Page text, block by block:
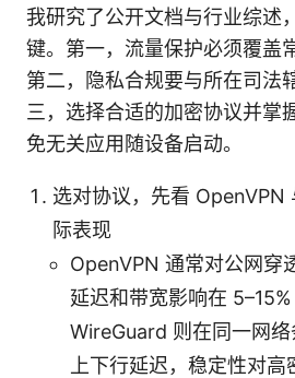
我研究了公开文档与行业综述
键。第一，流量保护必须覆盖
第二，隐私合规要与所在司法
三，选择合适的加密协议并掌
免无关应用随设备启动。
选对协议，先看 OpenVPN
际表现
OpenVPN 通常对公网穿
延迟和带宽影响在 5–15%
WireGuard 则在同一网
上下行延迟，稳定性对